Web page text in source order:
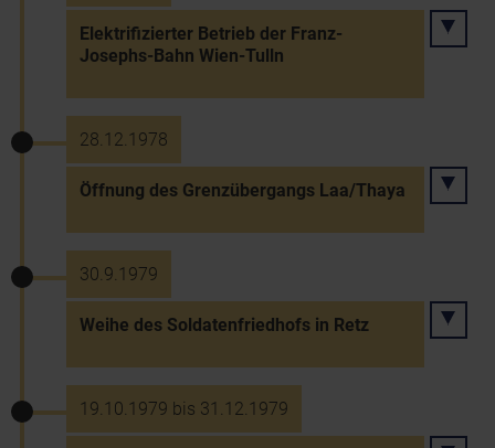
Elektrifizierter Betrieb der Franz-
Josephs-Bahn Wien-Tulln
28.12.1978
Öffnung des Grenzübergangs Laa/Thaya
30.9.1979
Weihe des Soldatenfriedhofs in Retz
19.10.1979 bis 31.12.1979